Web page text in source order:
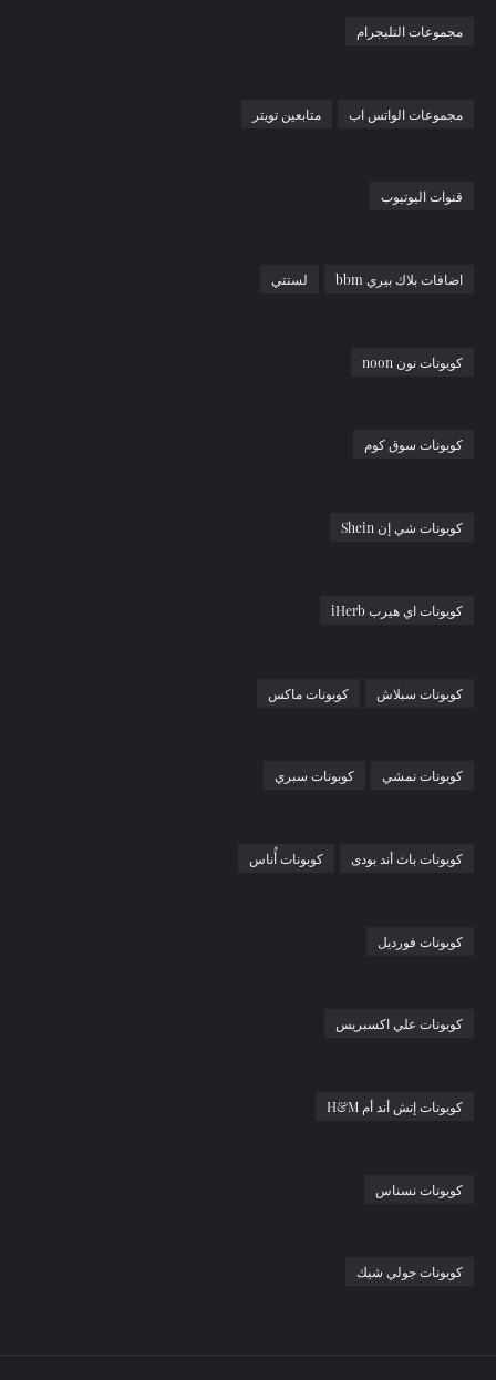
مجموعات التليجرام
مجموعات الواتس اب متابعين تويتر
قنوات اليوتيوب
اضافات بلاك بيري bbm لستتي
كوبونات نون noon
كوبونات سوق كوم
كوبونات شي إن Shein
كوبونات اي هيرب iHerb
كوبونات سبلاش كوبونات ماكس
كوبونات نمشي كوبونات سبري
كوبونات باث أند بودى كوبونات أُناس
كوبونات فورديل
كوبونات علي اكسبريس
كوبونات إتش أند أم H&M
كوبونات نسناس
كوبونات جولي شيك